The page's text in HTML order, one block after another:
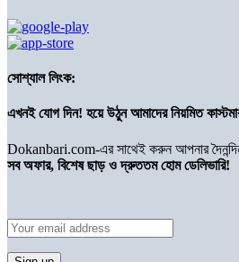
সোশ্যাল লিংক:
এখনই যোগ দিন! হয়ে উঠুন আমাদের নিয়মিত
Dokanbari.com-এর সাথেই করুন আপনার
সব অফার, বিশেষ ছাড় ও দ্রুততম হোম ডেলিভারি!